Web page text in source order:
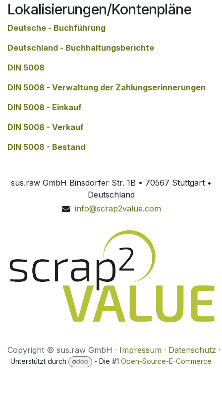
Lokalisierungen/Kontenpläne
Deutsche - Buchführung
Deutschland - Buchhaltungsberichte
DIN 5008
DIN 5008 - Verwaltung der Zahlungserinnerungen
DIN 5008 - Einkauf
DIN 5008 - Verkauf
DIN 5008 - Bestand
sus.raw GmbH Binsdorfer Str. 1B • 70567 Stuttgart •
Deutschland
info@scrap2value.com
​Copyright © sus.raw GmbH · Impressum · Datenschutz
Unterstützt durch - Die #1Open-Source-E-Commerce